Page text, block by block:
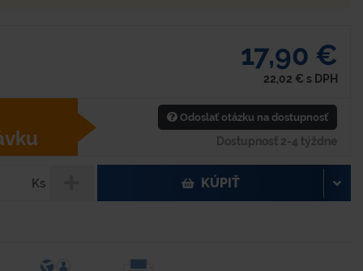
17,90 €
22,02 € s DPH
Odoslať otázku na dostupnosť
Dostupnosť 2-4 týždne
Ks KÚPIŤ